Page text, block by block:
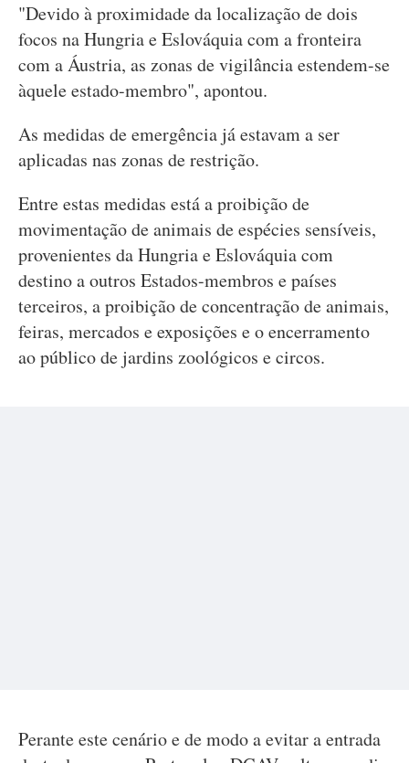
"Devido à proximidade da localização de dois
focos na Hungria e Eslováquia com a fronteira
com a Áustria, as zonas de vigilância estendem-se
àquele estado-membro", apontou.
As medidas de emergência já estavam a ser
aplicadas nas zonas de restrição.
Entre estas medidas está a proibição de
movimentação de animais de espécies sensíveis,
provenientes da Hungria e Eslováquia com
destino a outros Estados-membros e países
terceiros, a proibição de concentração de animais,
feiras, mercados e exposições e o encerramento
ao público de jardins zoológicos e circos.
Perante este cenário e de modo a evitar a entrada